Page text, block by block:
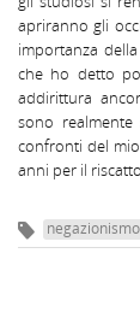
apriranno gli
importanza
che ho detto
addirittura
sono
confronti del
anni per il
negazionismo